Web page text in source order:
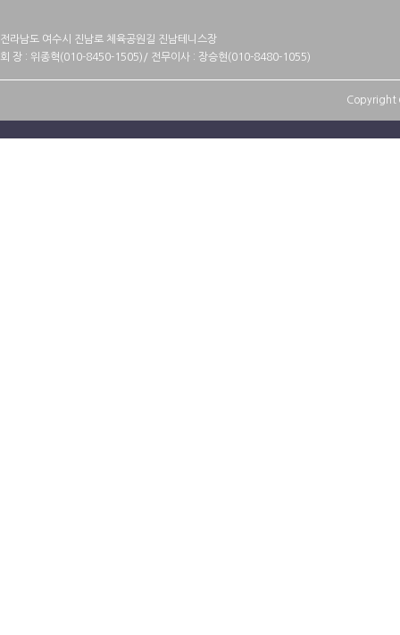
전라남도 여수시 진남로 체육공원길 진남테니스장
회 장 : 위종혁(010-8450-1505)/ 전무이사 : 장승현(010-8480-1055)